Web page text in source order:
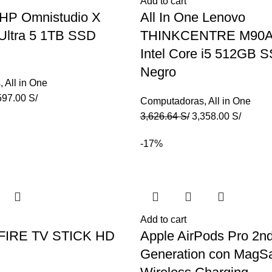
Omnistudio X
5 1TB SSD
, All in One
S/
All In One Lenovo
THINKCENTRE
Intel Core i5 512GB
Negro
Computadoras, All in One
3,626.64S/ 3,358.00 S/
TV STICK HD
-17%
Add to cart
Apple AirPods Pro
Generation con